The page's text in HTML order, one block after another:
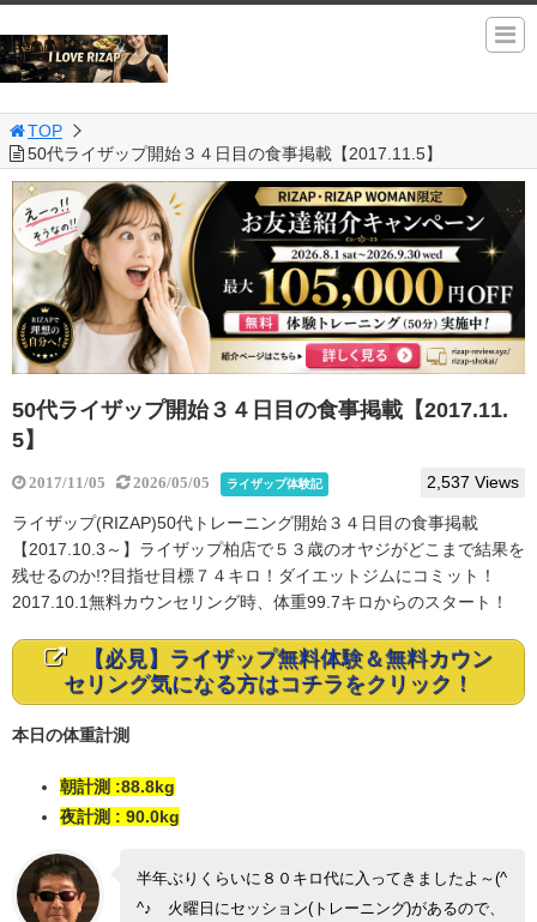
TOP
50代ライザップ開始３４日目の食事掲載【2017.11.5】
50代ライザップ開始３４日目の食事掲載【2017.11.
5】
2017/11/05 2026/05/05 ライザップ体験記 2,537 Views
ライザップ(RIZAP)50代トレーニング開始３４日目の食事掲載
【2017.10.3～】ライザップ柏店で５３歳のオヤジがどこまで結果を
残せるのか!?目指せ目標７４キロ！ダイエットジムにコミット！
2017.10.1無料カウンセリング時、体重99.7キロからのスタート！
【必見】ライザップ無料体験＆無料カウン
セリング気になる方はコチラをクリック！
本日の体重計測
朝計測 :88.8kg
夜計測 : 90.0kg
半年ぶりくらいに８０キロ代に入ってきましたよ～(^
^♪ 火曜日にセッション(トレーニング)があるので、